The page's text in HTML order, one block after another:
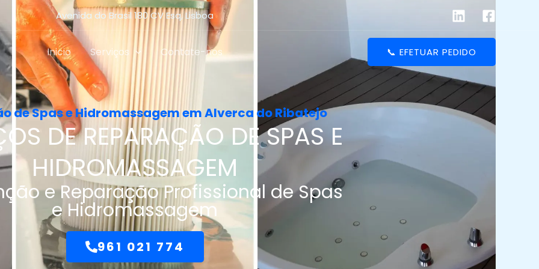
Avenida do Brasil 180 CV Esq, Lisboa
Inicio Serviços Contate-nos 📞 EFETUAR PEDIDO
de Spas e Hidromassagem em Alverca do Ribatejo
DE REPARAÇÃO DE SPAS E
HIDROMASSAGEM
e Reparação Profissional de Spas
e Hidromassagem
961 021 774